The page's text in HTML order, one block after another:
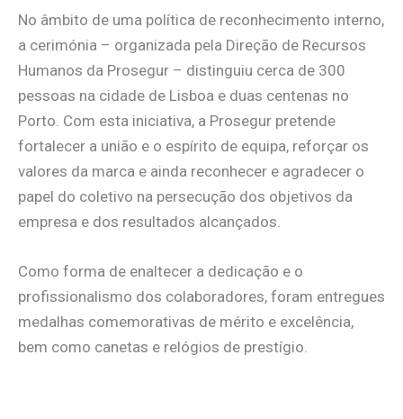
No âmbito de uma política de reconhecimento interno,
a cerimónia – organizada pela Direção de Recursos
Humanos da Prosegur – distinguiu cerca de 300
pessoas na cidade de Lisboa e duas centenas no
Porto. Com esta iniciativa, a Prosegur pretende
fortalecer a união e o espírito de equipa, reforçar os
valores da marca e ainda reconhecer e agradecer o
papel do coletivo na persecução dos objetivos da
empresa e dos resultados alcançados.
Como forma de enaltecer a dedicação e o
profissionalismo dos colaboradores, foram entregues
medalhas comemorativas de mérito e excelência,
bem como canetas e relógios de prestígio.